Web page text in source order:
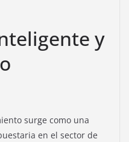
y
surge como una
en el sector de